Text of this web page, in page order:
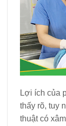
Lợi ích của
thấy rõ, tuy
thuật có